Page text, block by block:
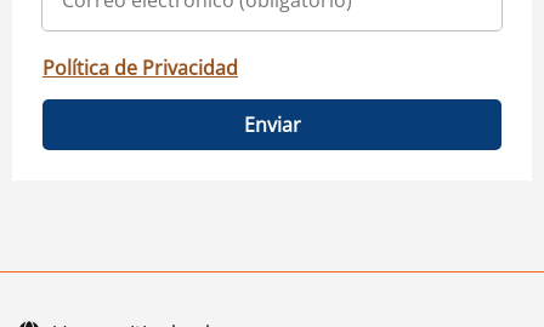
Política de Privacidad
Enviar